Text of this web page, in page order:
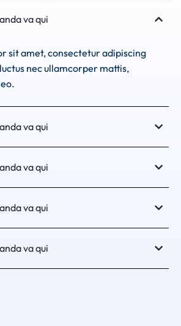
va qui
sit amet, consectetur adipiscing
nec ullamcorper mattis,
va qui
va qui
va qui
va qui